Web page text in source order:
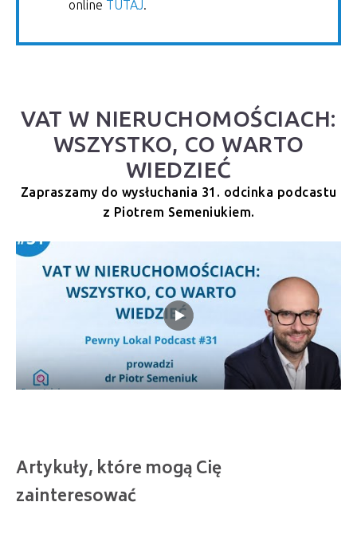
online TUTAJ.
VAT W NIERUCHOMOŚCIACH:
WSZYSTKO, CO WARTO
WIEDZIEĆ
Zapraszamy do wysłuchania 31. odcinka podcastu
z Piotrem Semeniukiem.
Artykuły, które mogą Cię
zainteresować